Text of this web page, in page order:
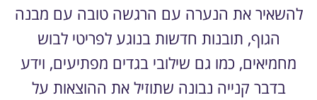
להשאיר את הנערה עם הרגשה טובה עם מבנה
הגוף, תובנות חדשות בנוגע לפריטי לבוש
מחמיאים, כמו גם שילובי בגדים מפתיעים, וידע
בדבר קנייה נבונה שתוזיל את ההוצאות על